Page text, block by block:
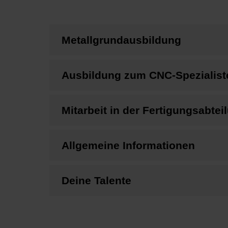
Metallgrundausbildung
Ausbildung zum CNC-
Mitarbeit in der
Allgemeine Informationen
Deine Talente